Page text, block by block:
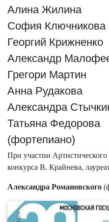
Алина Жилина
София Ключникова
Георгий Крижненко
Александр
Грегори Мартин
Анна Рудакова
Александра
Татьяна Федорова
(фортепиано)
При участии
конкурса В. Крайнева,
Александра Романовского